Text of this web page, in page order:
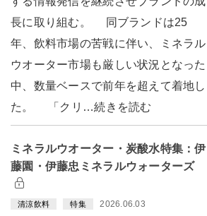
長に取り組む。 同ブランドは25
年、飲料市場の苦戦に伴い、ミネラル
ウオーター市場も厳しい状況となった
中、数量ベースで前年を超えて着地し
た。 「クリ…続きを読む
ミネラルウオーター・炭酸水特集：伊
藤園・伊藤忠ミネラルウォーターズ
清涼飲料 特集 2026.06.03